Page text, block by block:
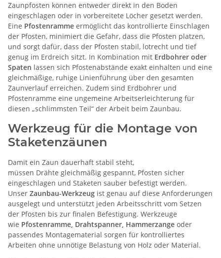
Zaunpfosten können entweder direkt in den Boden
eingeschlagen oder in vorbereitete Löcher gesetzt werden.
Eine Pfostenramme ermöglicht das kontrollierte Einschlagen
der Pfosten, minimiert die Gefahr, dass die Pfosten platzen,
und sorgt dafür, dass der Pfosten stabil, lotrecht und tief
genug im Erdreich sitzt. In Kombination mit Erdbohrer oder
Spaten lassen sich Pfostenabstände exakt einhalten und eine
gleichmäßige, ruhige Linienführung über den gesamten
Zaunverlauf erreichen. Zudem sind Erdbohrer und
Pfostenramme eine ungemeine Arbeitserleichterung für
diesen „schlimmsten Teil“ der Arbeit beim Zaunbau.
Werkzeug für die Montage von
Staketenzäunen
Damit ein Zaun dauerhaft stabil steht,
müssen Drähte gleichmäßig gespannt, Pfosten sicher
eingeschlagen und Staketen sauber befestigt werden.
Unser Zaunbau-Werkzeug ist genau auf diese Anforderungen
ausgelegt und unterstützt jeden Arbeitsschritt vom Setzen
der Pfosten bis zur finalen Befestigung. Werkzeuge
wie Pfostenramme, Drahtspanner, Hammerzange oder
passendes Montagematerial sorgen für kontrolliertes
Arbeiten ohne unnötige Belastung von Holz oder Material.